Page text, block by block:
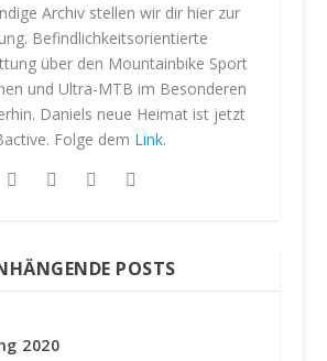
Archiv stellen wir dir hier zur
Befindlichkeitsorientierte
über den Mountainbike Sport
und Ultra-MTB im Besonderen
Daniels neue Heimat ist jetzt
Folge dem Link.
POSTS
2020